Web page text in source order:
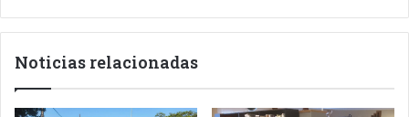
Noticias relacionadas